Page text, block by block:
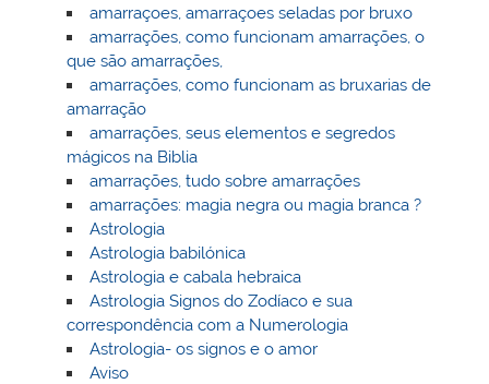
amarraçoes, amarraçoes seladas por bruxo
amarrações, como funcionam amarrações, o
que são amarrações,
amarrações, como funcionam as bruxarias de
amarração
amarrações, seus elementos e segredos
mágicos na Biblia
amarrações, tudo sobre amarrações
amarrações: magia negra ou magia branca ?
Astrologia
Astrologia babilónica
Astrologia e cabala hebraica
Astrologia Signos do Zodíaco e sua
correspondência com a Numerologia
Astrologia- os signos e o amor
Aviso